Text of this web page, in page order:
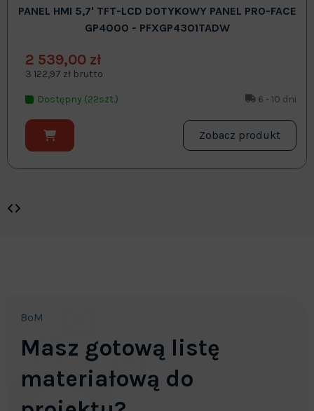
PANEL HMI 5,7' TFT-LCD DOTYKOWY PANEL PRO-FACE
GP4000 - PFXGP4301TADW
2 539,00 zł
3 122,97 zł brutto
Dostępny (22szt.) 6 - 10 dni
Zobacz produkt
BoM
Masz gotową listę
materiałową do